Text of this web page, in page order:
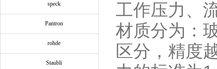
speck
Pantron
rohde
Staubli
工作压力、
材质分为：
区分，精度